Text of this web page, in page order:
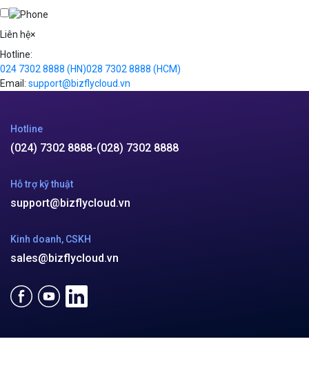
Videos
Liên hệ×
Hotline:
024 7302 8888 (HN)028 7302 8888 (HCM)
Email: support@bizflycloud.vn
Hotline
(024) 7302 8888-(028) 7302 8888
Hỗ trợ kỹ thuật
support@bizflycloud.vn
Kinh doanh, CSKH
sales@bizflycloud.vn